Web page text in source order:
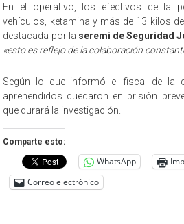
En el operativo, los efectivos de la
vehículos, ketamina y más de 13 kilos
destacada por la seremi de Seguridad
«esto es reflejo de la colaboración
Según lo que informó el fiscal de la
aprehendidos quedaron en prisión
que durará la investigación.
Comparte esto:
WhatsApp
Correo electrónico